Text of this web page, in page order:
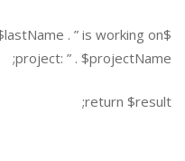
. ” is working on
project: ” . $projectName;
return $result;